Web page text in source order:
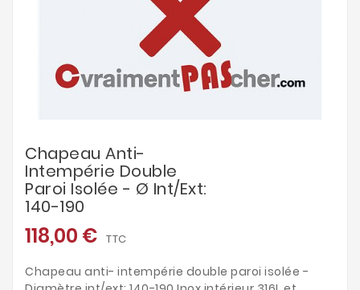
Chapeau Anti-
Intempérie Double
Paroi Isolée - Ø Int/ext:
140-190
118,00 € TTC
Chapeau anti- intempérie double paroi isolée -